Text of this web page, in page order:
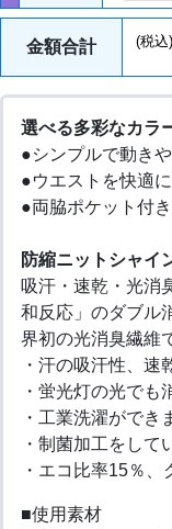
金額合計 (税込)
選べる多彩なカラ
●シンプルで動き
●ウエストを快適
●両脇ポケット付き
防縮ニットシャイ
吸汗・速乾・光消
和反応」のダブル
界初の光消臭繊維
・汗の吸汗性、速
・蛍光灯の光でも
・工業洗濯ができ
・制菌加工をして
・エコ比率15％、
■使用素材